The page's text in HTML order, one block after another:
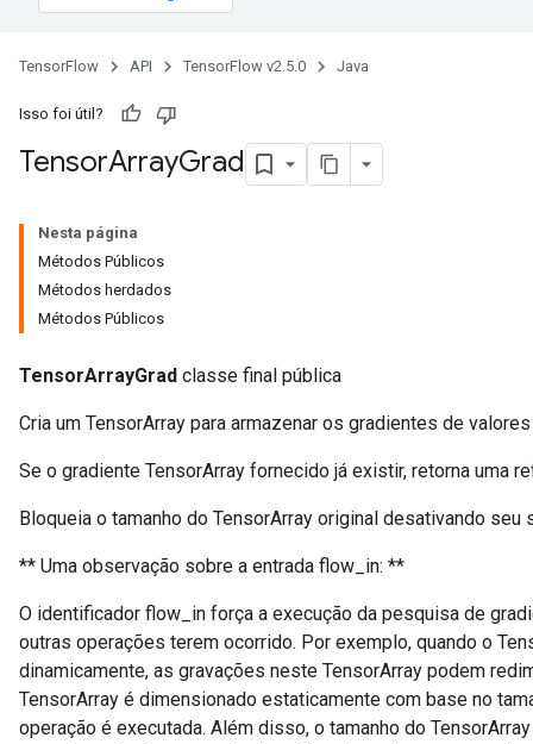
TensorFlow API TensorFlow v2.5.0 Java
Isso foi útil?
TensorArrayGrad
Nesta página
Métodos Públicos
Métodos herdados
Métodos Públicos
TensorArrayGrad classe final pública
Cria um TensorArray para armazenar os gradientes de
Se o gradiente TensorArray fornecido já existir, retorna uma
Bloqueia o tamanho do TensorArray original desativando seu
** Uma observação sobre a entrada flow_in: **
O identificador flow_in força a execução da pesquisa de
outras operações terem ocorrido. Por exemplo, quando o
dinamicamente, as gravações neste TensorArray podem
TensorArray é dimensionado estaticamente com base no
operação é executada. Além disso, o tamanho do